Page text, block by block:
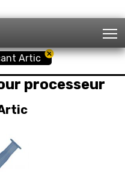
Artic
processeur